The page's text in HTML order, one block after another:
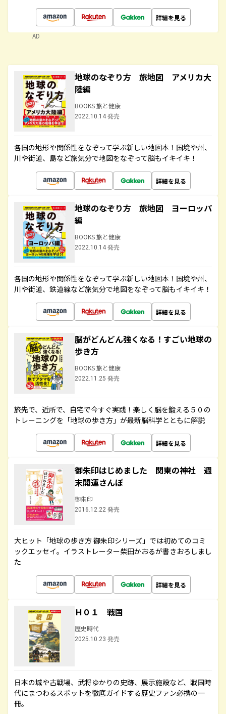
詳細を見る
AD
地球のなぞり方 旅地図 アメリカ大
陸編
BOOKS 旅と健康
2022.10.14 発売
各国の地形や関係性をなぞって学ぶ新しい地図本！国境や州、
川や街道、島など旅気分で地図をなぞって脳もイキイキ！
詳細を見る
地球のなぞり方 旅地図 ヨーロッパ
編
BOOKS 旅と健康
2022.10.14 発売
各国の地形や関係性をなぞって学ぶ新しい地図本！国境や州、
川や街道、鉄道線など旅気分で地図をなぞって脳もイキイキ！
詳細を見る
脳がどんどん強くなる！すごい地球の
歩き方
BOOKS 旅と健康
2022.11.25 発売
旅先で、近所で、自宅で今すぐ実践！楽しく脳を鍛える５０の
トレーニングを「地球の歩き方」が最新脳科学とともに解説
詳細を見る
御朱印はじめました 関東の神社 週
末開運さんぽ
御朱印
2016.12.22 発売
大ヒット「地球の歩き方 御朱印シリーズ」では初めてのコミ
ックエッセイ。イラストレーター柴田かおるが書きおろしまし
た
詳細を見る
Ｈ０１ 戦国
歴史時代
2025.10.23 発売
日本の城や古戦場、武将ゆかりの史跡、展示施設など、戦国時
代にまつわるスポットを徹底ガイドする歴史ファン必携の一
冊。